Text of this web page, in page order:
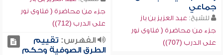
جماعي
للشيخ: عبد العزيز بن باز
جزء من محاضرة ( فتاوى نور
على الدرب (707))
جزء من محاضرة ( فتاوى نور
على الدرب (712))
الفهرس: تقييم
الطرق الصوفية وحكم